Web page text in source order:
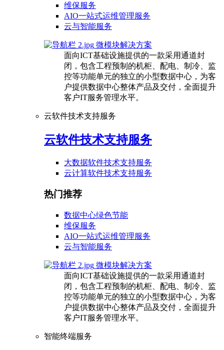
维保服务
AIO一站式运维管理服务
云与智能服务
微模块解决方案
面向ICT基础设施提供的一款采用通道封
闭，包含工程预制的机柜、配电、制冷、监
控等功能单元的独立的小型数据中心，为客
户提供数据中心整体产品及交付，全面提升
客户IT服务管理水平。
云软件技术支持服务
云软件技术支持服务
大数据软件技术支持服务
云计算软件技术支持服务
热门推荐
数据中心绿色节能
维保服务
AIO一站式运维管理服务
云与智能服务
微模块解决方案
面向ICT基础设施提供的一款采用通道封
闭，包含工程预制的机柜、配电、制冷、监
控等功能单元的独立的小型数据中心，为客
户提供数据中心整体产品及交付，全面提升
客户IT服务管理水平。
智能终端服务